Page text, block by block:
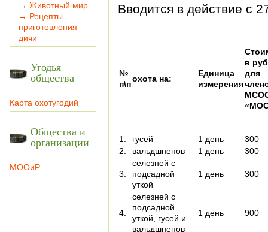
→ Животный мир
→ Рецепты
приготовления
дичи
Угодья
общества
Карта охотугодий
Общества и
организации
МООиР
Вводится в действие с
№
п\п
охота на:
Единица
измерения
в
для
1. гусей 1 день
300
2.
вальдшнепов 1 день 300
3.
селезней с
подсадной
уткой
1 день 300
4.
селезней с
подсадной
уткой, гусей и
вальдшнепов
1 день 900